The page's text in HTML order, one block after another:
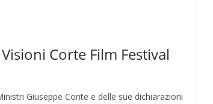
Corte Film Festival
Giuseppe Conte e delle sue dichiarazioni